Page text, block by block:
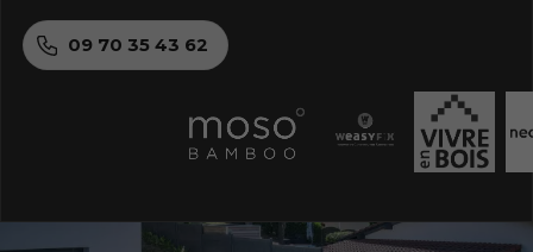
09 70 35 43 62